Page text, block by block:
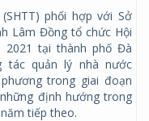
phối hợp với Sở
Lâm Đồng tổ chức Hội
tại thành phố Đà
tác quản lý nhà nước
trong giai đoạn
định hướng trong
tiếp theo.